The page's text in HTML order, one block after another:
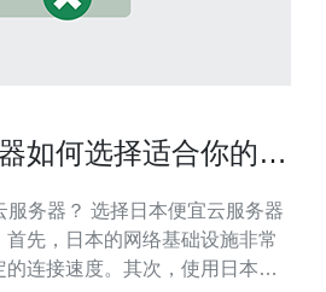
如何选择适合你的网
服务器？ 选择日本便宜云服务器
先，日本的网络基础设施非常
连接速度。其次，使用日本的